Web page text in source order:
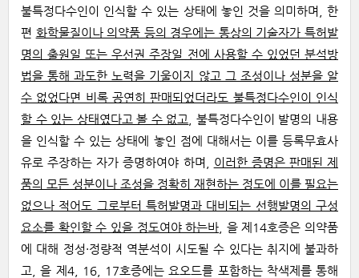
불특정다수인이 인식할 수 있는 상태에 놓인 것을 의미하며, 한
편 화학물질이나 의약품 등의 경우에는 통상의 기술자가 특허발
명의 출원일 또는 우선권 주장일 전에 사용할 수 있었던 분석방
법을 통해 과도한 노력을 기울이지 않고 그 조성이나 성분을 알
수 없었다면 비록 공연히 판매되었더라도 불특정다수인이 인식
할 수 있는 상태였다고 볼 수 없고
, 불특정다수인이 발명의 내용
을 인식할 수 있는 상태에 놓인 점에 대해서는 이를 등록무효사
유로 주장하는 자가 증명하여야 하며, 이러한 증명은 판매된 제
품의 모든 성분이나 조성을 정확히 재현하는 정도에 이를 필요는
없으나 적어도 그로부터 특허발명과 대비되는 선행발명의 구성
요소를 확인할 수 있을 정도여야 하는바 , 을 제14호증은 의약품
에 대해 정성·정량적 역분석이 시도될 수 있다는 취지에 불과하
고, 을 제4, 16, 17호증에는 요오드를 포함하는 착색제를 통해